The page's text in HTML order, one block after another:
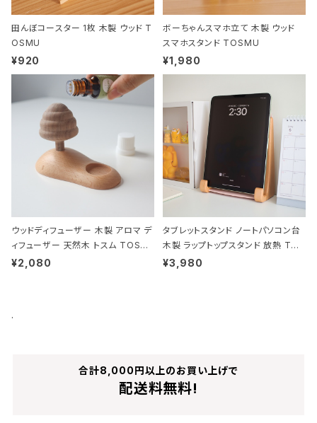
田んぼコースター 1枚 木製 ウッド T
OSMU
¥920
ボーちゃんスマホ立て 木製 ウッド
スマホスタンド TOSMU
¥1,980
ウッドディフューザー 木製 アロマ デ
ィフューザー 天然木 トスム TOSM
U
¥2,080
タブレットスタンド ノートパソコン台
木製 ラップトップスタンド 放熱 TOS
MU
¥3,980
.
合計8,000円以上のお買い上げで
配送料無料!